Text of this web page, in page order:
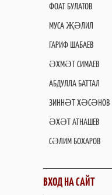
ФОАТ БУЛАТОВ
МУСА ҖӘЛИЛ
ГАРИФ ШАБАЕВ
ӘХМӘТ СИМАЕВ
АБДУЛЛА БАТТАЛ
ЗИННӘТ ХӘСӘНОВ
ӘХӘТ АТНАШЕВ
СӘЛИМ БОХАРОВ
ВХОД НА САЙТ